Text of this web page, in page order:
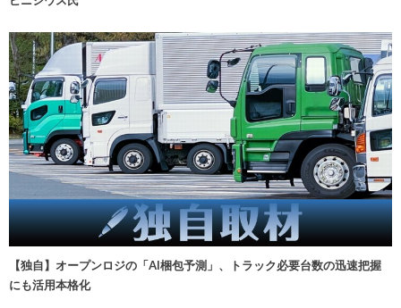
【独自】オープンロジの「AI梱包予測」、トラック必要台数の迅速把握
にも活用本格化